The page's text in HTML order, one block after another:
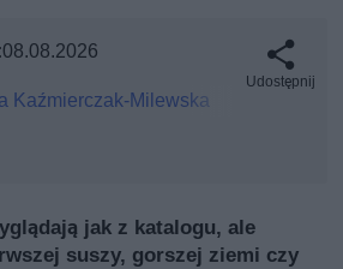
08.08.2026
Kaźmierczak-Milewska
Udostępnij
jak z katalogu, ale
suszy, gorszej ziemi czy